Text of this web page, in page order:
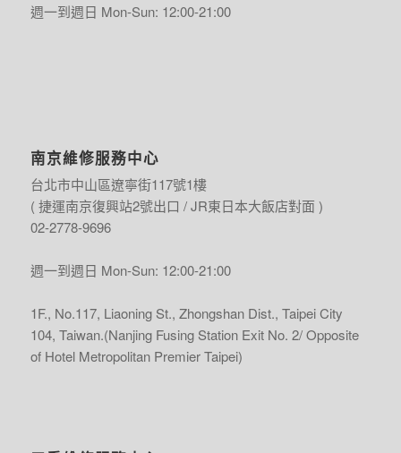
週一到週日 Mon-Sun: 12:00-21:00
南京維修服務中心
台北市中山區遼寧街117號1樓
( 捷運南京復興站2號出口 / JR東日本大飯店對面 )
02-2778-9696
週一到週日 Mon-Sun: 12:00-21:00
1F., No.117, Liaoning St., Zhongshan Dist., Taipei City
104, Taiwan.(Nanjing Fusing Station Exit No. 2/ Opposite
of Hotel Metropolitan Premier Taipei)